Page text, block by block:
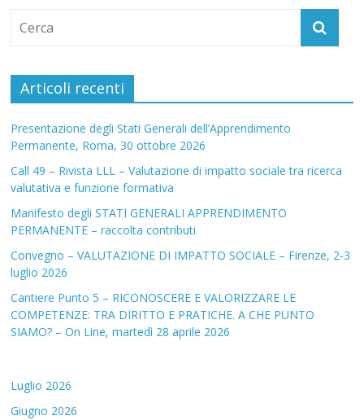
Articoli recenti
Presentazione degli Stati Generali dell’Apprendimento
Permanente, Roma, 30 ottobre 2026
Call 49 – Rivista LLL – Valutazione di impatto sociale tra ricerca
valutativa e funzione formativa
Manifesto degli STATI GENERALI APPRENDIMENTO
PERMANENTE – raccolta contributi
Convegno – VALUTAZIONE DI IMPATTO SOCIALE – Firenze, 2-3
luglio 2026
Cantiere Punto 5 – RICONOSCERE E VALORIZZARE LE
COMPETENZE: TRA DIRITTO E PRATICHE. A CHE PUNTO
SIAMO? – On Line, martedì 28 aprile 2026
Luglio 2026
Giugno 2026